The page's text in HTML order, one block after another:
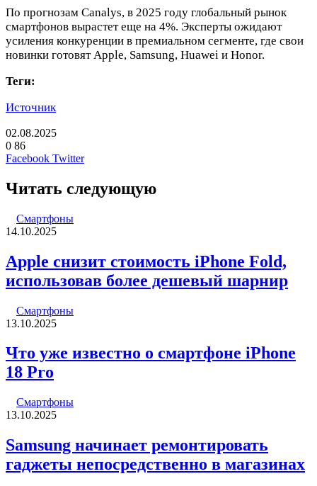
По прогнозам Canalys, в 2025 году глобальный рынок
смартфонов вырастет еще на 4%. Эксперты ожидают
усиления конкуренции в премиальном сегменте, где свои
новинки готовят Apple, Samsung, Huawei и Honor.
Теги:
Источник
02.08.2025
0 86
Facebook TwitterLinkedIn
Pinterest
Вконтакте
Одноклассники
Skype
WhatsApp
Telegram
Viber
Читать следующую
Смартфоны
14.10.2025
Apple снизит стоимость iPhone Fold,
использовав более дешевый шарнир
Смартфоны
13.10.2025
Что уже известно о смартфоне iPhone
18 Pro
Смартфоны
13.10.2025
Samsung начинает ремонтировать
гаджеты непосредственно в магазинах